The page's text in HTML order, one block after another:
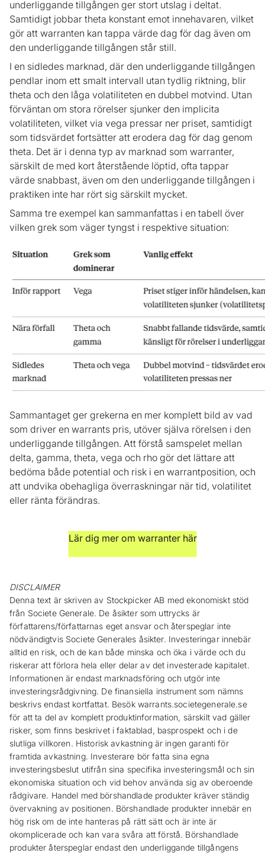
underliggande tillgången ger stort utslag i deltat.
Samtidigt jobbar theta konstant emot innehavaren, vilket
gör att warranten kan tappa värde dag för dag även om
den underliggande tillgången står still.
I en sidledes marknad, där den underliggande tillgången
pendlar inom ett smalt intervall utan tydlig riktning, blir
theta och den låga volatiliteten en dubbel motvind. Utan
förväntan om stora rörelser sjunker den implicita
volatiliteten, vilket via vega pressar ner priset, samtidigt
som tidsvärdet fortsätter att erodera dag för dag genom
theta. Det är i denna typ av marknad som warranter,
särskilt de med kort återstående löptid, ofta tappar
värde snabbast, även om den underliggande tillgången i
praktiken inte har rört sig särskilt mycket.
Samma tre exempel kan sammanfattas i en tabell över
vilken grek som väger tyngst i respektive situation:
Sammantaget ger grekerna en mer komplett bild av vad
som driver en warrants pris, utöver själva rörelsen i den
underliggande tillgången. Att förstå samspelet mellan
delta, gamma, theta, vega och rho gör det lättare att
bedöma både potential och risk i en warrantposition, och
att undvika obehagliga överraskningar när tid, volatilitet
eller ränta förändras.
Lär dig mer om warranter här
DISCLAIMER
Denna text är skriven av Stockpicker AB med ekonomiskt stöd
från Societe Generale. De åsikter som uttrycks är
författarens/författarnas eget ansvar och återspeglar inte
nödvändigtvis Societe Generales åsikter. Investeringar innebär
alltid en risk, och de kan både minska och öka i värde och du
riskerar att förlora hela eller delar av det investerade kapitalet.
Informationen är endast marknadsföring och utgör inte
investeringsrådgivning. De finansiella instrument som nämns
beskrivs endast kortfattat. Besök warrants.societegenerale.se
för att ta del av komplett produktinformation, särskilt vad gäller
risker, som finns beskrivet i faktablad, basprospekt och i de
slutliga villkoren. Historisk avkastning är ingen garanti för
framtida avkastning. Investerare bör fatta sina egna
investeringsbeslut utifrån sina specifika investeringsmål och sin
ekonomiska situation och vid behov använda sig av oberoende
rådgivare. Handel med börshandlade produkter kräver ständig
övervakning av positionen. Börshandlade produkter innebär en
hög risk om de inte hanteras på rätt sätt och är inte är
okomplicerade och kan vara svåra att förstå. Börshandlade
produkter återspeglar endast den underliggande tillgångens